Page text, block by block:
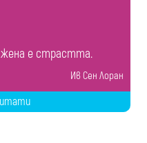
жена е страстта.
Ив Сен Лоран